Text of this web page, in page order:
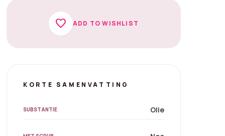
favorite ADD TO WISHLIST
KORTE SAMENVATTING
SUBSTANTIE Olie